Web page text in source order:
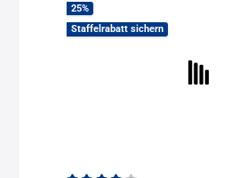
25%
Staffelrabatt sichern